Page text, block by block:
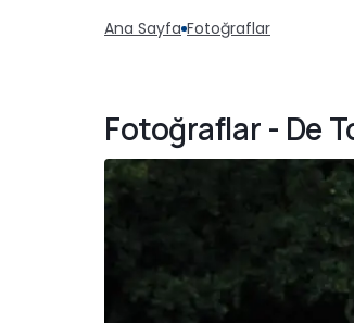
Ana Sayfa Fotoğraflar
Fotoğraflar - De